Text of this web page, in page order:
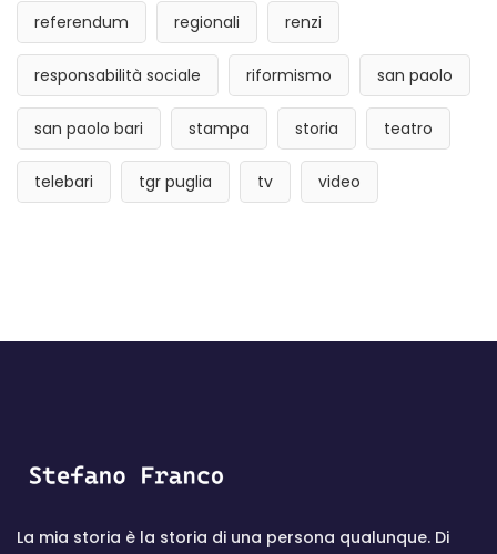
referendum regionali renzi
responsabilità sociale riformismo san paolo
san paolo bari stampa storia teatro
telebari tgr puglia tv video
La mia storia è la storia di una persona qualunque. Di